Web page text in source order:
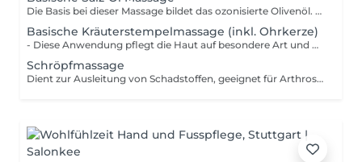
Die Basis bei dieser Massage bildet das ozonisierte Olivenöl. Dazu wird, individuell auf den Kunden ausgerichtet, eines der beiden folgenden Funktionsöle hinzugegeben: - Gewebeöl geeignet für Personen mit einer Bindegewebeschwäche, Cellulite, Narben und Hautalterung - Zirkulationsöl geeignet bei Durchblutungsstörungen, insbesondere auch zur Stärkung des Kreislaufsystems und zur Entschlackung der Körperzellen
Basische Kräuterstempelmassage (inkl. Ohrkerze)
- Diese Anwendung pflegt die Haut auf besondere Art und Weise. Durch eine hautstärkende und hautreinigende Rezeptur mit zwölf erlesenen Kräutern wird die Durchblutung angeregt bei einem gleichzeitigen entspannenden Wohlfühlerlebnis. - Vor der speziellen und warmen Kräuterstempelmassage wird eine leicht Salz-Öl- Massage durchgeführt, die einen angenehmen Peelingeffekt bewirkt. Dabei werden hochwertige hautpflegende Öle mit dem basisch-mineralischen Körperpflegesalz MeineBase verwendet. Die durchblutungsfördernde Peelingmassage mit dem Ingweröl in Kombination mit MeineBase bereitet die Haut optimal auf die nachfolgende Anwendung vor.
Schröpfmassage
Dient zur Ausleitung von Schadstoffen, geeignet für Arthrosebehandlungen, Verspannung, Schmerzen und andere körperliche Einschränkungen - Basische Stulpen - Basische Wickel - Basischer Einlauf